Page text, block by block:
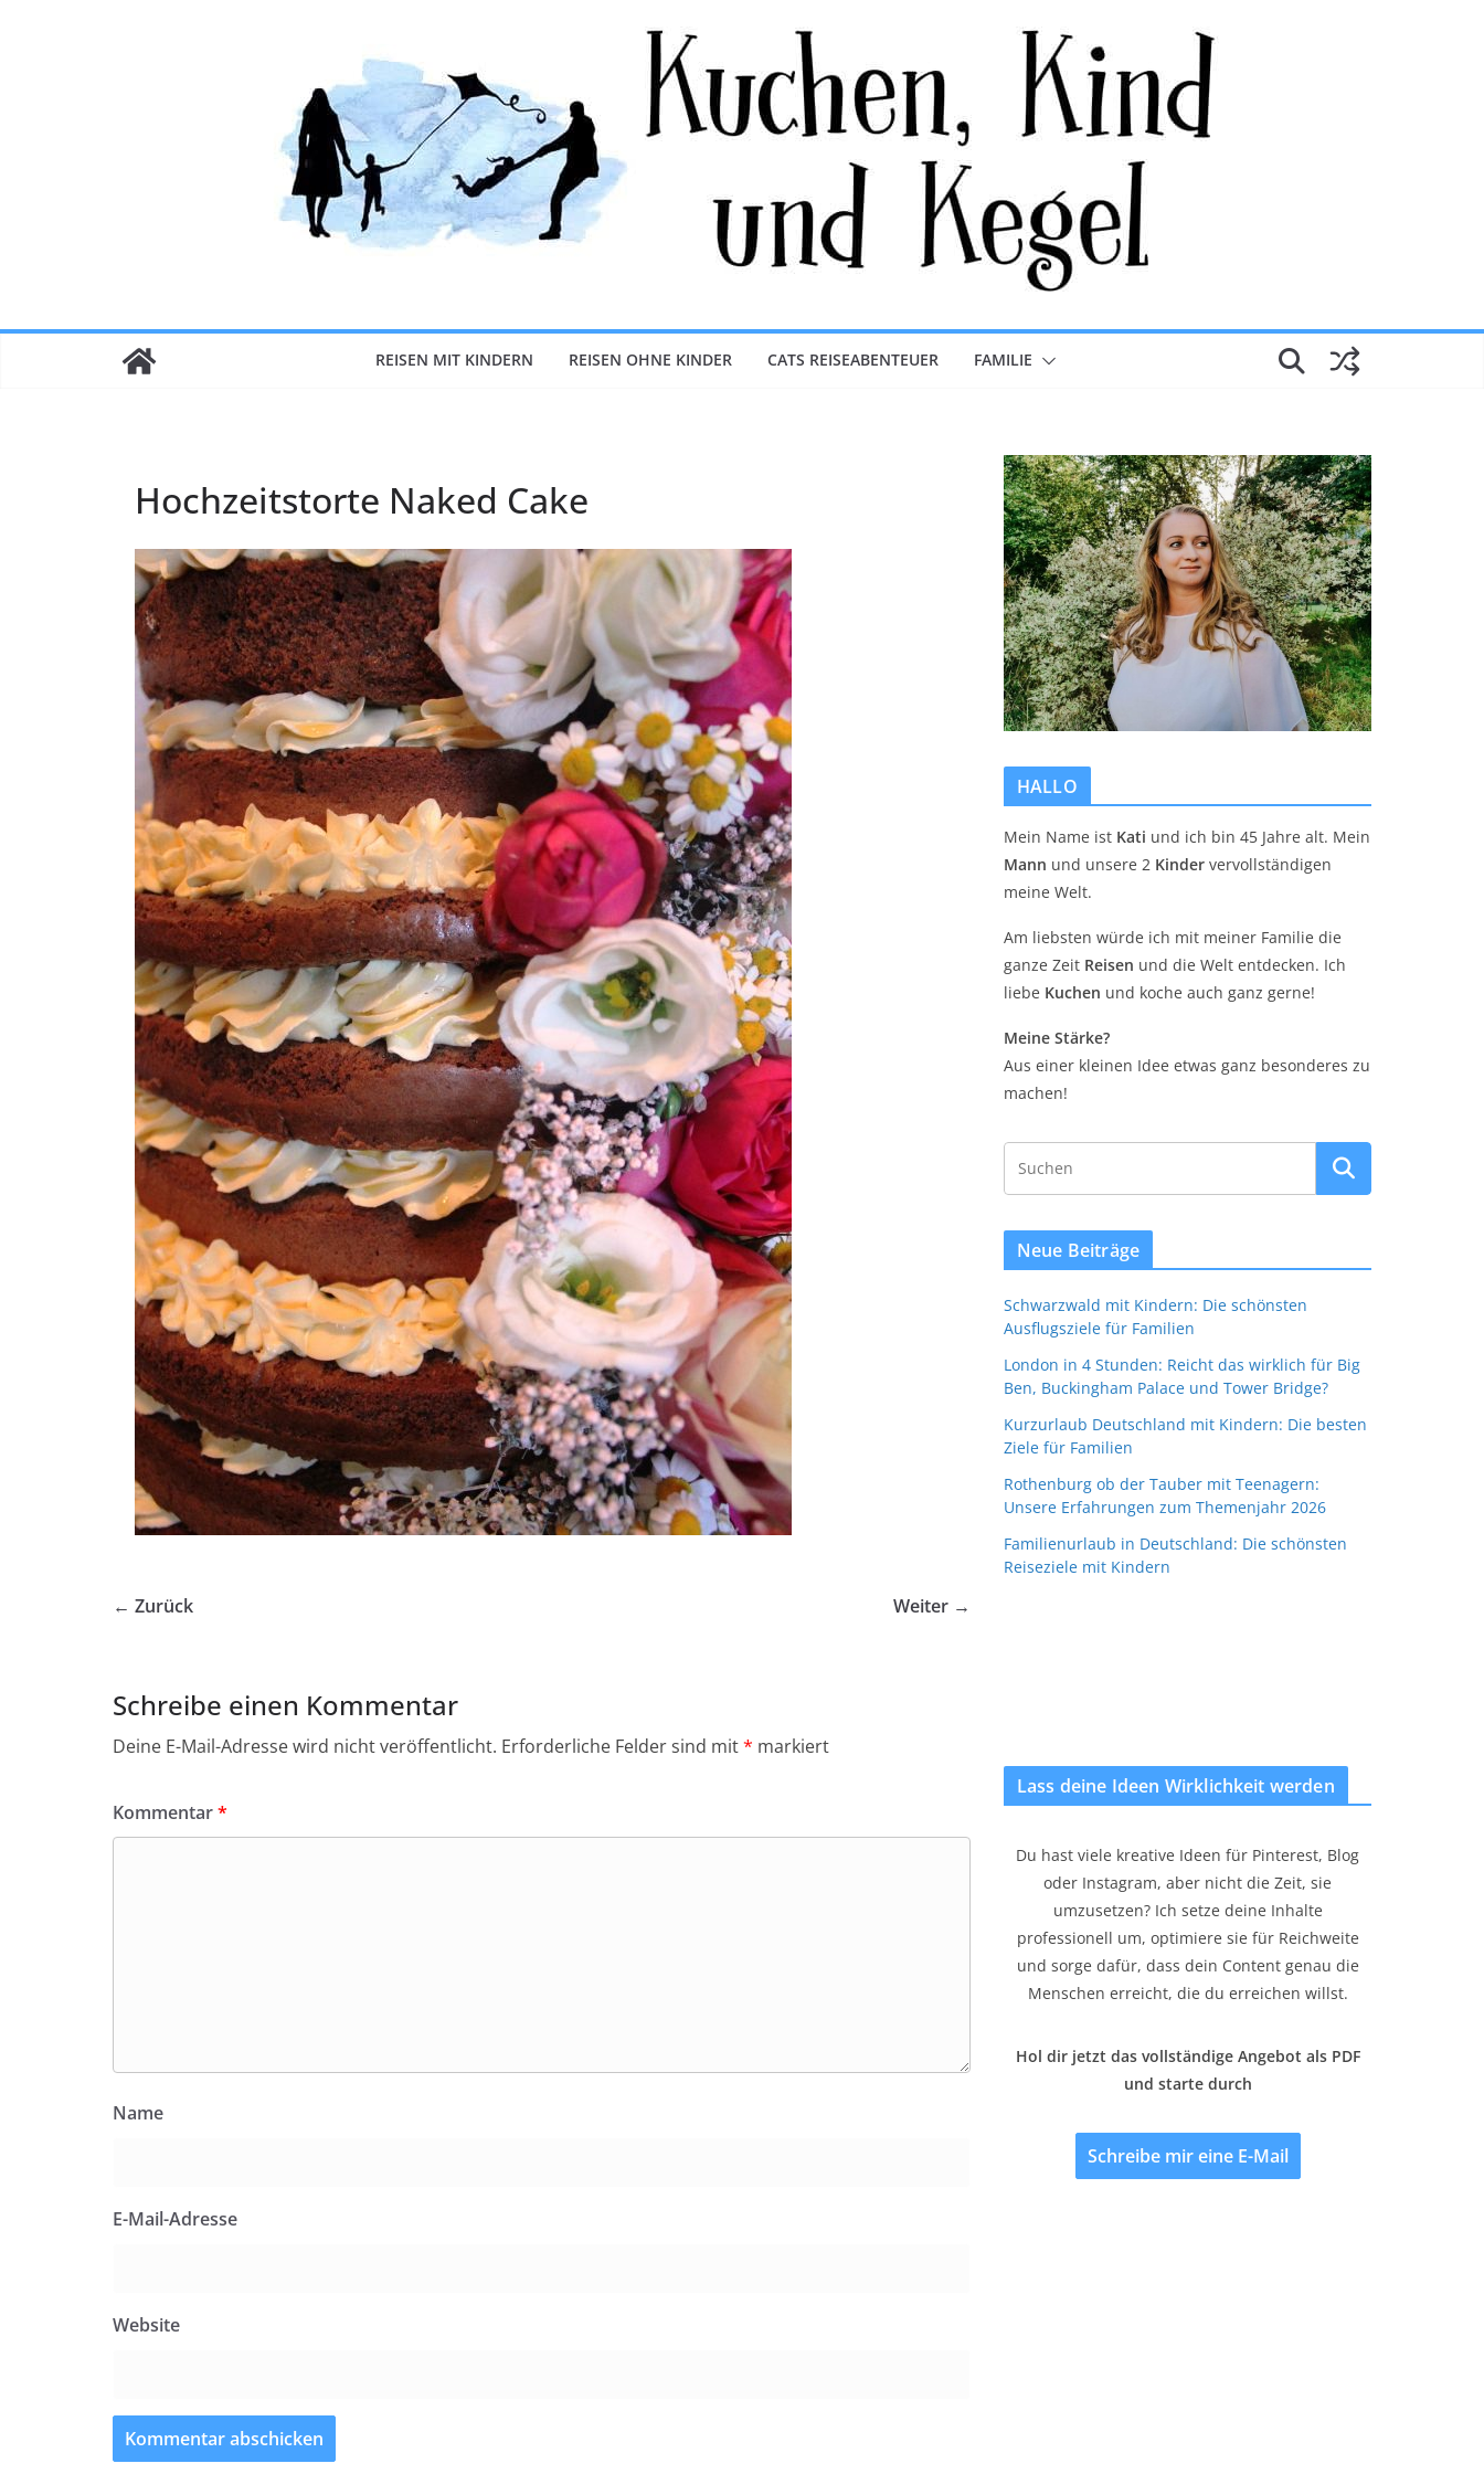
REISEN MIT KINDERN REISEN OHNE KINDER CATS REISEABENTEUER FAMILIE
Hochzeitstorte Naked Cake
← Zurück Weiter →
Schreibe einen Kommentar
Deine E-Mail-Adresse wird nicht veröffentlicht. Erforderliche Felder sind mit* markiert
Kommentar*
Name
E-Mail-Adresse
Website
HALLO
Mein Name ist Kati und ich bin 45 Jahre alt. Mein
Mann und unsere 2 Kinder vervollständigen
meine Welt.
Am liebsten würde ich mit meiner Familie die
ganze Zeit Reisen und die Welt entdecken. Ich
liebe Kuchen und koche auch ganz gerne!
Meine Stärke?
Aus einer kleinen Idee etwas ganz besonderes zu
machen!
Neue Beiträge
Schwarzwald mit Kindern: Die schönsten
Ausflugsziele für Familien
London in 4 Stunden: Reicht das wirklich für Big
Ben, Buckingham Palace und Tower Bridge?
Kurzurlaub Deutschland mit Kindern: Die besten
Ziele für Familien
Rothenburg ob der Tauber mit Teenagern:
Unsere Erfahrungen zum Themenjahr 2026
Familienurlaub in Deutschland: Die schönsten
Reiseziele mit Kindern
Lass deine Ideen Wirklichkeit werden
Du hast viele kreative Ideen für Pinterest, Blog
oder Instagram, aber nicht die Zeit, sie
umzusetzen? Ich setze deine Inhalte
professionell um, optimiere sie für Reichweite
und sorge dafür, dass dein Content genau die
Menschen erreicht, die du erreichen willst.
Hol dir jetzt das vollständige Angebot als PDF
und starte durch
Schreibe mir eine E-Mail